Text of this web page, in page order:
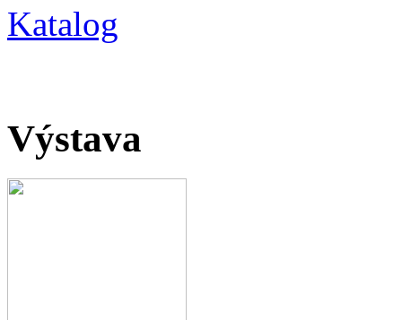
Katalog
Výstava